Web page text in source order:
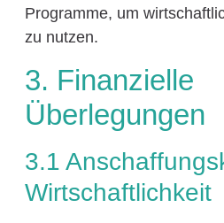
Programme, um
zu nutzen.
3. Finanzielle
Überlegungen
3.1
Wirtschaftlichkeit